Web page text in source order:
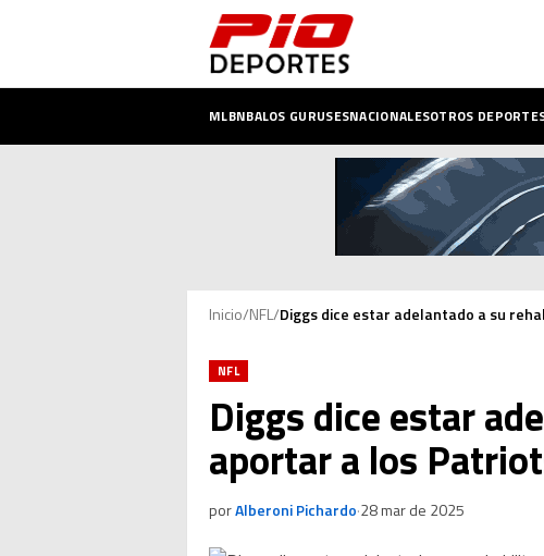
MLBNBALOS GURUSESNACIONALESOTROS
Inicio/NFL/Diggs dice estar adelantado a su
NFL
Diggs dice estar
aportar a los
porAlberoni Pichardo·28 mar de 2025